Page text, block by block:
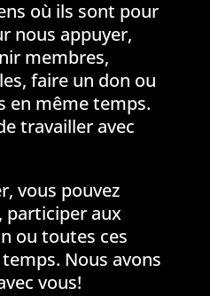
où ils sont pour
nous appuyer,
membres,
faire un don ou
en même temps.
travailler avec
vous pouvez
participer aux
ou toutes ces
Nous avons
vous!